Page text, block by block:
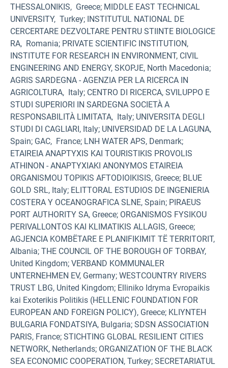
THESSALONIKIS, Greece; MIDDLE EAST TECHNICAL
UNIVERSITY, Turkey; INSTITUTUL NATIONAL DE
CERCERTARE DEZVOLTARE PENTRU STIINTE BIOLOGICE
RA, Romania; PRIVATE SCIENTIFIC INSTITUTION,
INSTITUTE FOR RESEARCH IN ENVIRONMENT, CIVIL
ENGINEERING AND ENERGY, SKOPJE, North Macedonia;
AGRIS SARDEGNA - AGENZIA PER LA RICERCA IN
AGRICOLTURA, Italy; CENTRO DI RICERCA, SVILUPPO E
STUDI SUPERIORI IN SARDEGNA SOCIETÀ A
RESPONSABILITÀ LIMITATA, Italy; UNIVERSITA DEGLI
STUDI DI CAGLIARI, Italy; UNIVERSIDAD DE LA LAGUNA,
Spain; GAC, France; LNH WATER APS, Denmark;
ETAIREIA ANAPTYXIS KAI TOURISTIKIS PROVOLIS
ATHINON - ANAPTYXIAKI ANONYMOS ETAIREIA
ORGANISMOU TOPIKIS AFTODIOIKISIS, Greece; BLUE
GOLD SRL, Italy; ELITTORAL ESTUDIOS DE INGENIERIA
COSTERA Y OCEANOGRAFICA SLNE, Spain; PIRAEUS
PORT AUTHORITY SA, Greece; ORGANISMOS FYSIKOU
PERIVALLONTOS KAI KLIMATIKIS ALLAGIS, Greece;
AGJENCIA KOMBËTARE E PLANIFIKIMIT TË TERRITORIT,
Albania; THE COUNCIL OF THE BOROUGH OF TORBAY,
United Kingdom; VERBAND KOMMUNALER
UNTERNEHMEN EV, Germany; WESTCOUNTRY RIVERS
TRUST LBG, United Kingdom; Elliniko Idryma Evropaikis
kai Exoterikis Politikis (HELLENIC FOUNDATION FOR
EUROPEAN AND FOREIGN POLICY), Greece; KLIYNTEH
BULGARIA FONDATSIYA, Bulgaria; SDSN ASSOCIATION
PARIS, France; STICHTING GLOBAL RESILIENT CITIES
NETWORK, Netherlands; ORGANIZATION OF THE BLACK
SEA ECONOMIC COOPERATION, Turkey; SECRETARIATUL